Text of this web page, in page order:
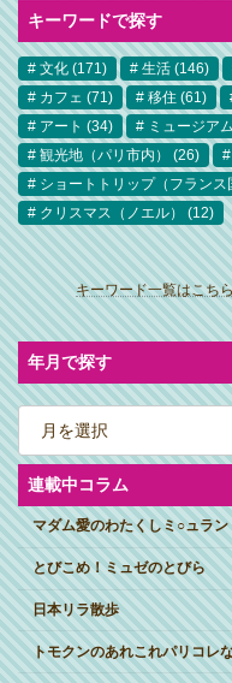
キーワードで探す
文化 (171) 生活 (146)
カフェ (71) 移住 (61)
アート (34) ミュージアム
観光地（パリ市内）
(26)
ショートトリップ（フランス
クリスマス（ノエル）
(12)
ア
イ
コ
ン
リ
ン
ク
キーワード一覧はこ
年月で探す
ア
ー
カ
イ
ブ連載中コラム
マダム愛のわたくしミ○ュラン
とびこめ！ミュゼのとびら
日本リラ散歩
トモクンのあれこれパリコレ